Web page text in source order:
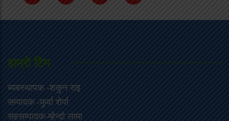
हाम्राे टिम
ब्यबस्थापक -शकुन राइ
सम्पादक -फुर्वा शेर्पा
सहसम्पादक-म्हेन्दो लामा